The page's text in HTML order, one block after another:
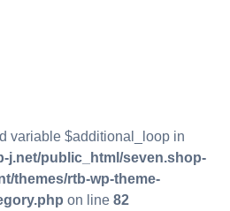
variable $additional_loop in
j.net/public_html/seven.shop-
themes/rtb-wp-theme-
on line 82